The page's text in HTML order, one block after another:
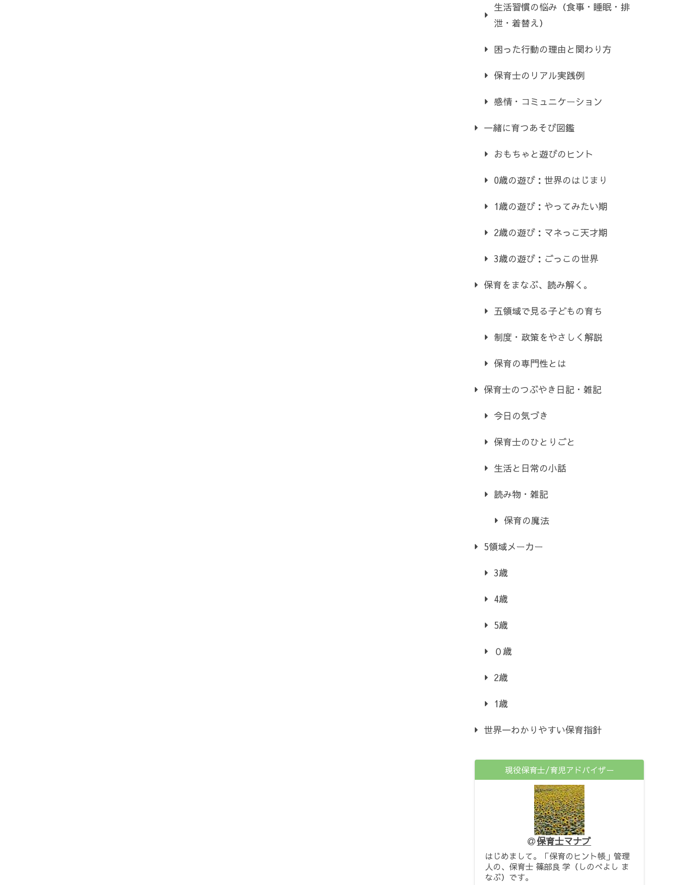
生活習慣の悩み（食事・睡眠・排
泄・着替え）
困った行動の理由と関わり方
保育士のリアル実践例
感情・コミュニケーション
一緒に育つあそび図鑑
おもちゃと遊びのヒント
0歳の遊び：世界のはじまり
1歳の遊び：やってみたい期
2歳の遊び：マネっこ天才期
3歳の遊び：ごっこの世界
保育をまなぶ、読み解く。
五領域で見る子どもの育ち
制度・政策をやさしく解説
保育の専門性とは
保育士のつぶやき日記・雑記
今日の気づき
保育士のひとりごと
生活と日常の小話
読み物・雑記
保育の魔法
5領域メーカー
3歳
4歳
5歳
０歳
2歳
1歳
世界一わかりやすい保育指針
現役保育士/育児アドバイザー
保育士マナブ
はじめまして。「保育のヒント帳」管理
人の、保育士 篠部良 学（しのべよし ま
なぶ）です。